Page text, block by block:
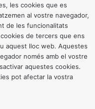
les cookies que es
al vostre navegador,
de les funcionalitats
de tercers que ens
aquest lloc web. Aquestes
només amb el vostre
aquestes cookies.
pot afectar la vostra